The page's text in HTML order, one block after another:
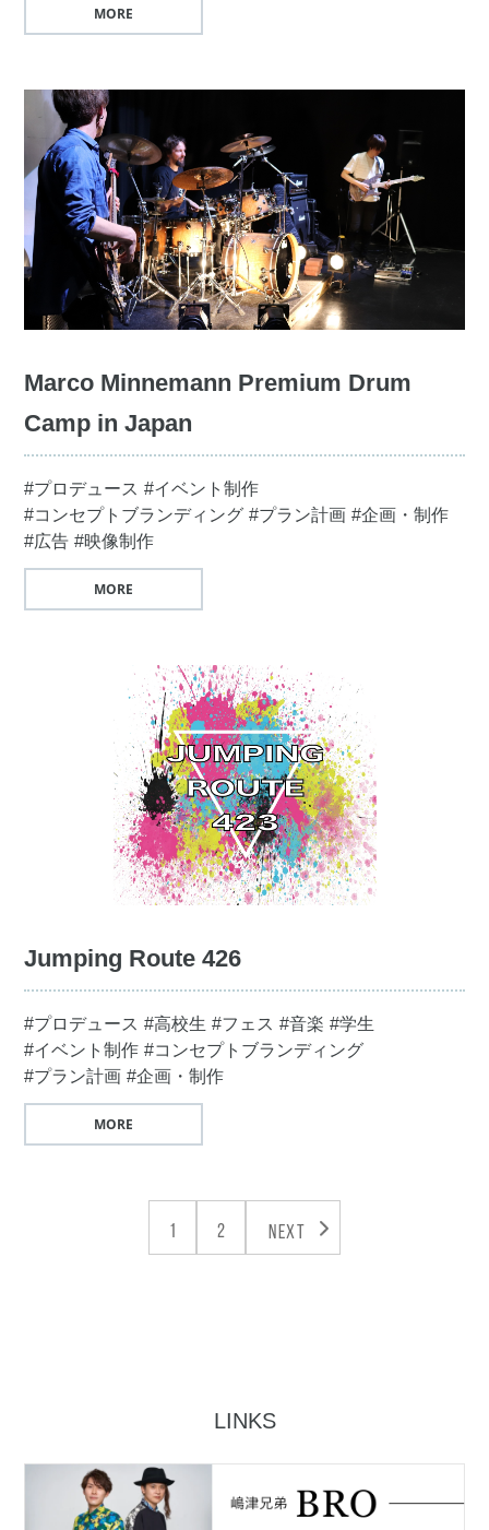
MORE
Marco Minnemann Premium Drum
Camp in Japan
#プロデュース #イベント制作
#コンセプトブランディング #プラン計画 #企画・制作
#広告 #映像制作
MORE
Jumping Route 426
#プロデュース #高校生 #フェス #音楽 #学生
#イベント制作 #コンセプトブランディング
#プラン計画 #企画・制作
MORE
1 2 NEXT
LINKS